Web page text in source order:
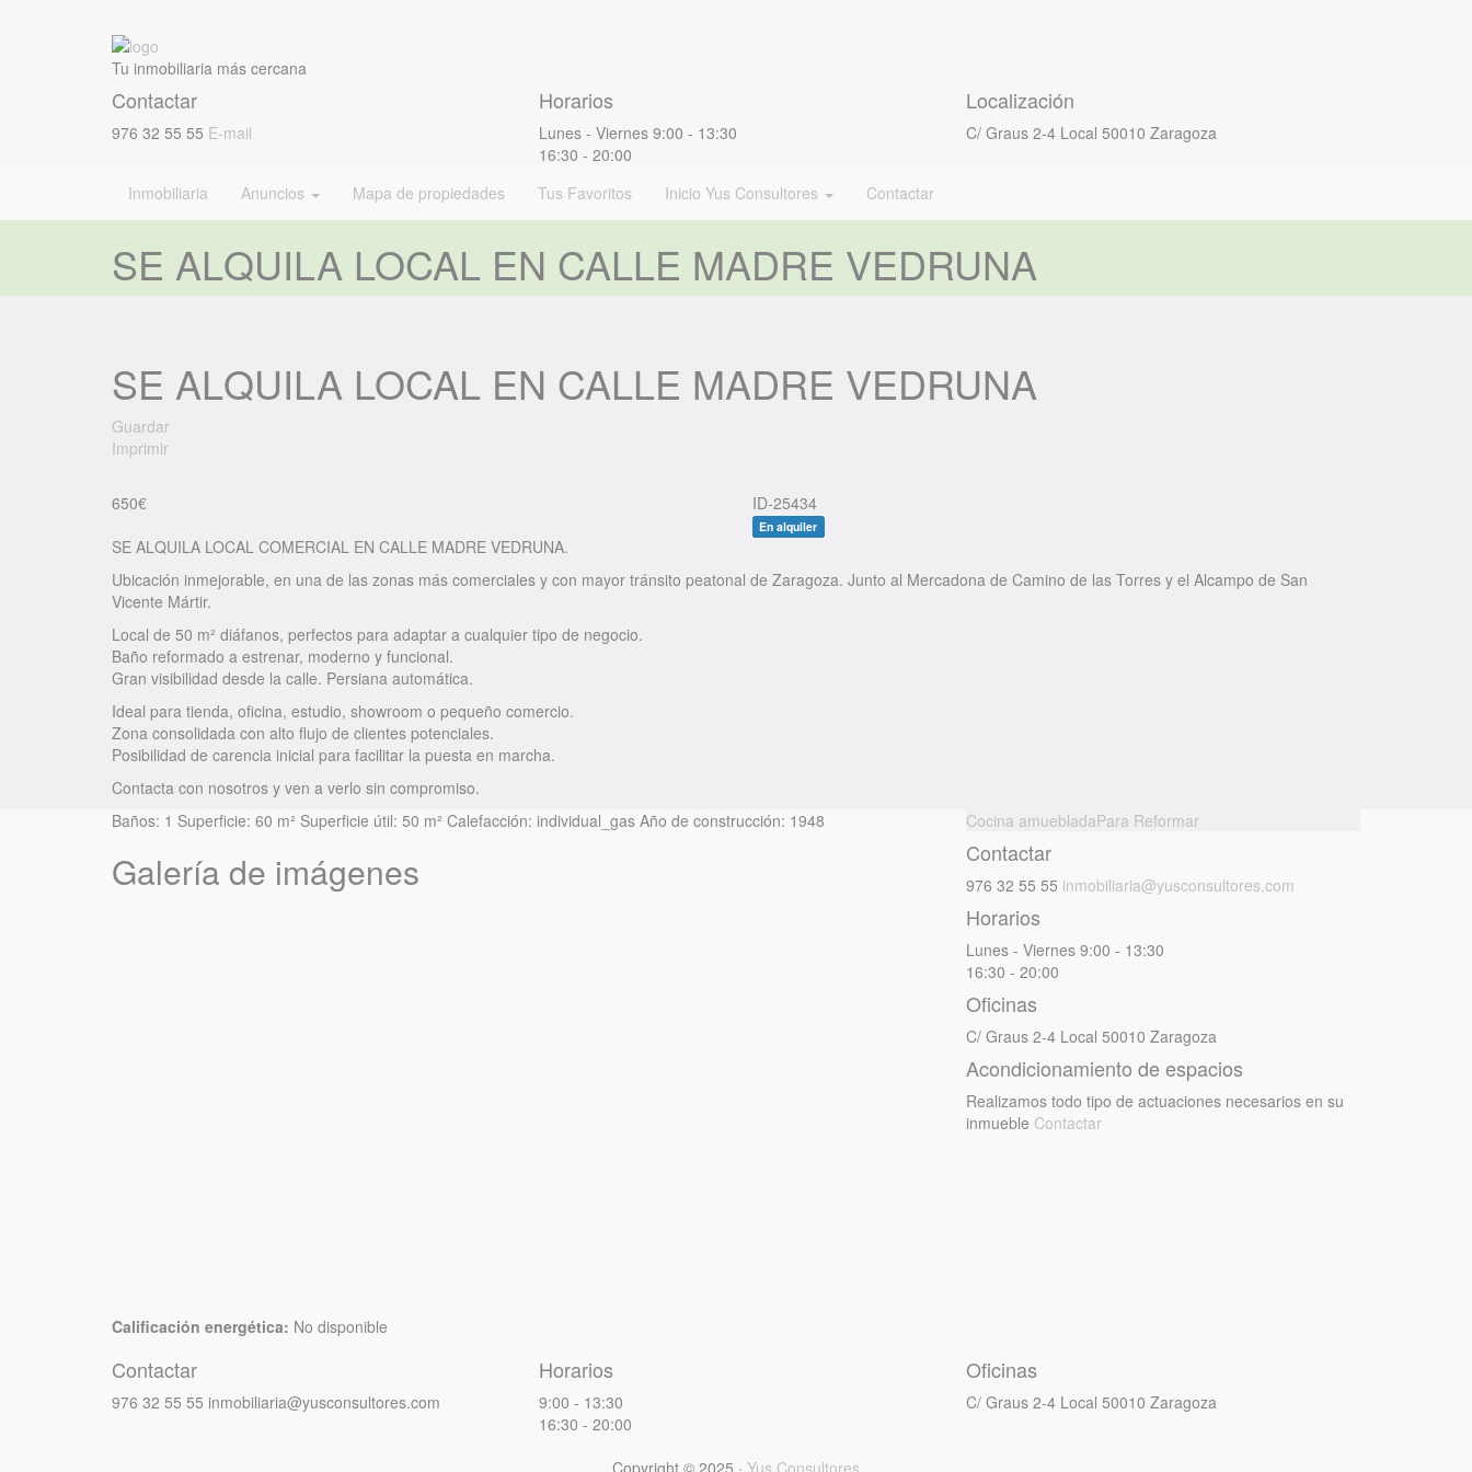
Tu inmobiliaria más cercana
Contactar
976 32 55 55 E-mail
Horarios
Lunes - Viernes 9:00 - 13:30
16:30 - 20:00
Localización
C/ Graus 2-4 Local 50010 Zaragoza
Inmobiliaria Anuncios Mapa de propiedades Tus Favoritos Inicio Yus Consultores Contactar
SE ALQUILA LOCAL EN CALLE MADRE VEDRUNA
SE ALQUILA LOCAL EN CALLE MADRE VEDRUNA
Guardar
Imprimir
650€ ID-25434
En alquiler
SE ALQUILA LOCAL COMERCIAL EN CALLE MADRE VEDRUNA.
Ubicación inmejorable, en una de las zonas más comerciales y con mayor tránsito peatonal de Zaragoza. Junto al Mercadona de Camino de las Torres y el Alcampo de San
Vicente Mártir.
Local de 50 m² diáfanos, perfectos para adaptar a cualquier tipo de negocio.
Baño reformado a estrenar, moderno y funcional.
Gran visibilidad desde la calle. Persiana automática.
Ideal para tienda, oficina, estudio, showroom o pequeño comercio.
Zona consolidada con alto flujo de clientes potenciales.
Posibilidad de carencia inicial para facilitar la puesta en marcha.
Contacta con nosotros y ven a verlo sin compromiso.
Baños: 1 Superficie: 60 m² Superficie útil: 50 m² Calefacción: individual_gas Año de construcción: 1948
Galería de imágenes
Calificación energética: No disponible
Cocina amuebladaPara Reformar
Contactar
976 32 55 55 inmobiliaria@yusconsultores.com
Horarios
Lunes - Viernes 9:00 - 13:30
16:30 - 20:00
Oficinas
C/ Graus 2-4 Local 50010 Zaragoza
Acondicionamiento de espacios
Realizamos todo tipo de actuaciones necesarios en su
inmueble Contactar
Contactar
976 32 55 55 inmobiliaria@yusconsultores.com
Horarios
9:00 - 13:30
16:30 - 20:00
Oficinas
C/ Graus 2-4 Local 50010 Zaragoza